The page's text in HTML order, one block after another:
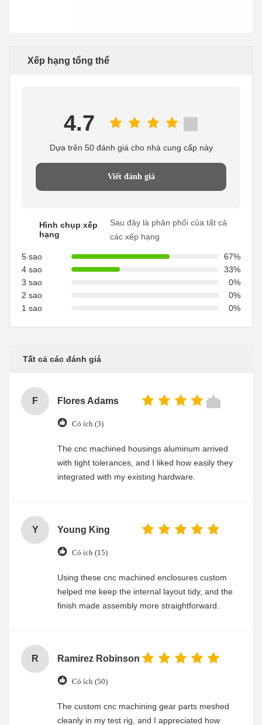
Xếp hạng tổng thể
4.7
Dựa trên 50 đánh giá cho nhà cung cấp này
Viết đánh giá
Hình chụp xếp
hạng
Sau đây là phân phối của tất cả
các xếp hạng
5 sao
67%
4 sao
33%
3 sao
0%
2 sao
0%
1 sao
0%
Tất cả các đánh giá
F Flores Adams
Có ích (3)
The cnc machined housings aluminum arrived
with tight tolerances, and I liked how easily they
integrated with my existing hardware.
Y Young King
Có ích (15)
Using these cnc machined enclosures custom
helped me keep the internal layout tidy, and the
finish made assembly more straightforward.
R Ramirez Robinson
Có ích (50)
The custom cnc machining gear parts meshed
cleanly in my test rig, and I appreciated how